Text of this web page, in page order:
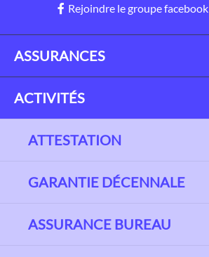
Rejoindre le groupe facebook
ASSURANCES
ACTIVITÉS
ATTESTATION
GARANTIE DÉCENNALE
ASSURANCE BUREAU